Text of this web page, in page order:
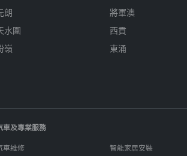
朗
水圍
嶺
將軍澳
西貢
東涌
車及專業服務
車維修 智能家居安裝